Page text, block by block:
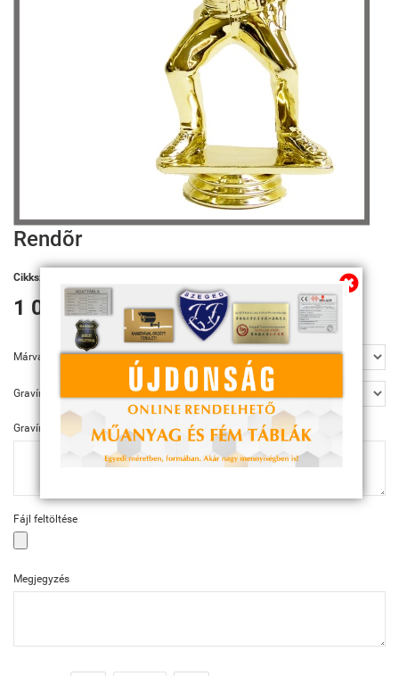
Rendõr
Cikkszám:
1 090 Ft
Márvány talp
Gravírozás
Gravírozás szövege
Fájl feltöltése
Megjegyzés